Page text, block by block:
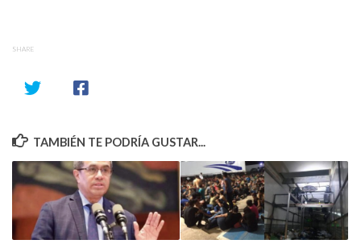
SHARE
TAMBIÉN TE PODRÍA GUSTAR...